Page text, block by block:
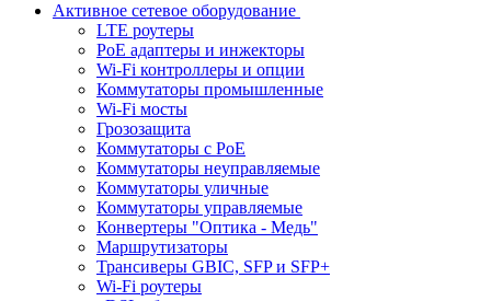
Активное сетевое оборудование
LTE роутеры
PoE адаптеры и инжекторы
Wi-Fi контроллеры и опции
Коммутаторы промышленные
Wi-Fi мосты
Грозозащита
Коммутаторы c PoE
Коммутаторы неуправляемые
Коммутаторы уличные
Коммутаторы управляемые
Конвертеры "Оптика - Медь"
Маршрутизаторы
Трансиверы GBIC, SFP и SFP+
Wi-Fi роутеры